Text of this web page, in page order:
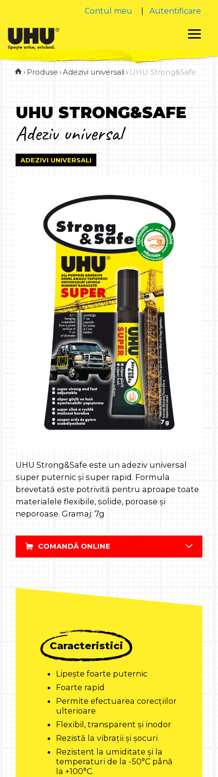
Contul meu Autentificare
› Produse ›Adezivi universali › UHU Strong&Safe
UHU STRONG&SAFE
Adeziv universal
ADEZIVI UNIVERSALI
UHU Strong&Safe este un adeziv universal
super puternic și super rapid. Formula
brevetată este potrivită pentru aproape toate
materialele flexibile, solide, poroase și
neporoase. Gramaj: 7g
COMANDĂ ONLINE
Caracteristici
Lipește foarte puternic
Foarte rapid
Permite efectuarea corecțiilor
ulterioare
Flexibil, transparent și inodor
Rezistă la vibrații și șocuri
Rezistent la umiditate și la
temperaturi de la -50°C până
la +100°C.